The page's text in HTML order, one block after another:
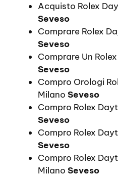
Acquisto Rolex
Seveso
Comprare Rolex
Seveso
Comprare Un
Seveso
Compro Orologi
Milano Seveso
Compro Rolex
Seveso
Compro Rolex
Seveso
Compro Rolex
Milano Seveso